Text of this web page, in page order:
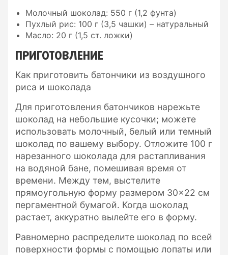
Молочный шоколад: 550 г (1,2 фунта)
Пухлый рис: 100 г (3,5 чашки) – натуральный
Масло: 20 г (1,5 ст. ложки)
ПРИГОТОВЛЕНИЕ
Как приготовить батончики из воздушного
риса и шоколада
Для приготовления батончиков нарежьте
шоколад на небольшие кусочки; можете
использовать молочный, белый или темный
шоколад по вашему выбору. Отложите 100 г
нарезанного шоколада для растапливания
на водяной бане, помешивая время от
времени. Между тем, выстелите
прямоугольную форму размером 30×22 см
пергаментной бумагой. Когда шоколад
растает, аккуратно вылейте его в форму.
Равномерно распределите шоколад по всей
поверхности формы с помощью лопаты или